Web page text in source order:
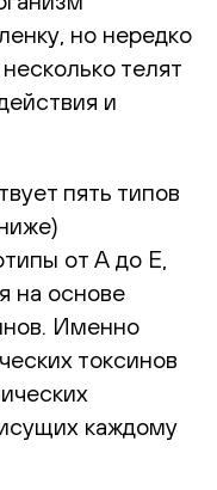
но нередко
телят
и
пять типов
от A до E,
на основе
Именно
токсинов
каждому